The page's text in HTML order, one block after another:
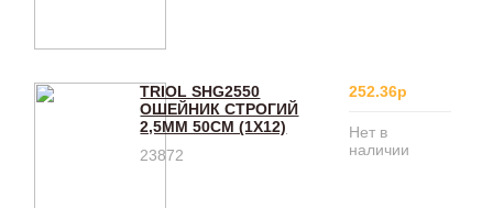
TRIOL SHG2550
ОШЕЙНИК СТРОГИЙ
2,5ММ 50СМ (1Х12)
23872
252.36р
Нет в
наличии